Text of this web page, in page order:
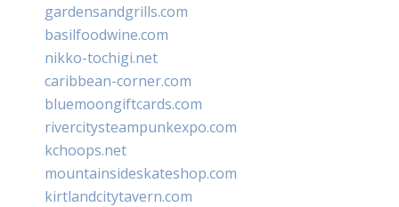
gardensandgrills.com
basilfoodwine.com
nikko-tochigi.net
caribbean-corner.com
bluemoongiftcards.com
rivercitysteampunkexpo.com
kchoops.net
mountainsideskateshop.com
kirtlandcitytavern.com